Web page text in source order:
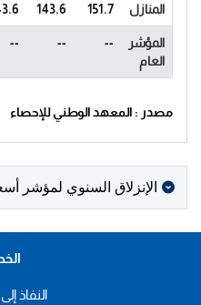
المنازل 151.7
143.6
المؤشر
العام
--
--
--
مصدر : المعهد الوطني للإحصاء
الإنزلاق السنوي لمؤشر
النفاذ